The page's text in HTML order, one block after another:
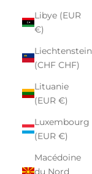
Libye (EUR
€)
Liechtenstein
(CHF CHF)
Lituanie
(EUR €)
Luxembourg
(EUR €)
Macédoine
du Nord